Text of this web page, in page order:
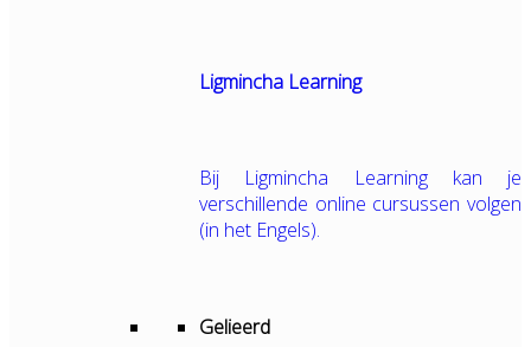
Ligmincha Learning
Bij Ligmincha Learning kan je
verschillende online cursussen volgen
(in het Engels).
Gelieerd